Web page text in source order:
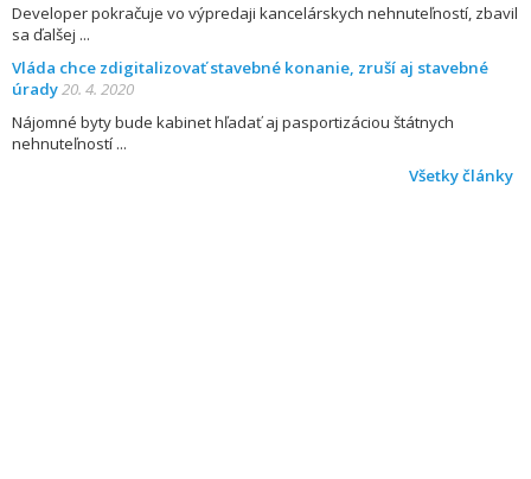
Developer pokračuje vo výpredaji kancelárskych nehnuteľností, zbavil
sa ďalšej
Vláda chce zdigitalizovať stavebné konanie, zruší aj stavebné
úrady20. 4. 2020
Nájomné byty bude kabinet hľadať aj pasportizáciou štátnych
nehnuteľností
Všetky články